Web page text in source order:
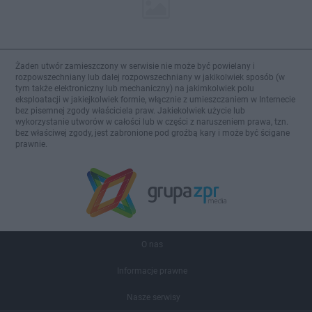
Żaden utwór zamieszczony w serwisie nie może być powielany i
rozpowszechniany lub dalej rozpowszechniany w jakikolwiek sposób (w
tym także elektroniczny lub mechaniczny) na jakimkolwiek polu
eksploatacji w jakiejkolwiek formie, włącznie z umieszczaniem w Internecie
bez pisemnej zgody właściciela praw. Jakiekolwiek użycie lub
wykorzystanie utworów w całości lub w części z naruszeniem prawa, tzn.
bez właściwej zgody, jest zabronione pod groźbą kary i może być ścigane
prawnie.
O nas
Informacje prawne
Nasze serwisy